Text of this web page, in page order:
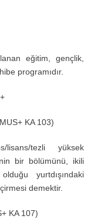
eğitim, gençlik,
programıdır.
KA 103)
lisans/tezli yüksek
bir bölümünü, ikili
yurtdışındaki
demektir.
KA 107)